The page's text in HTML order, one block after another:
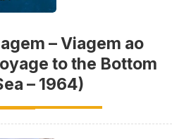
– Viagem ao
to the Bottom
– 1964)